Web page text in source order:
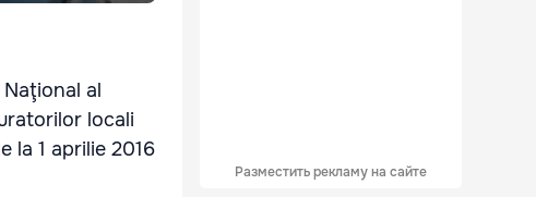
al
locali
la 1 aprilie 2016
Разместить рекламу на сайте